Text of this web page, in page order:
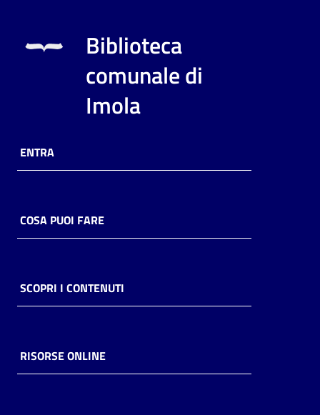
Biblioteca
comunale di
Imola
ENTRA
COSA PUOI FARE
SCOPRI I CONTENUTI
RISORSE ONLINE